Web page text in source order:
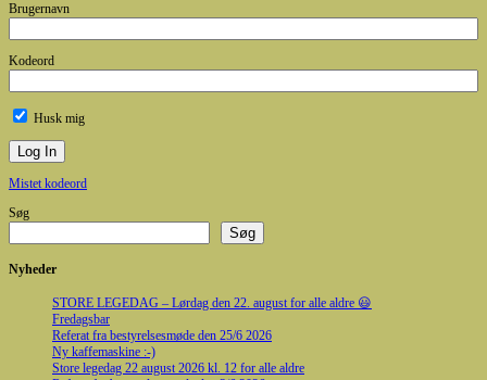
Brugernavn
Kodeord
Husk mig
Mistet kodeord
Søg
Søg
Nyheder
STORE LEGEDAG – Lørdag den 22. august for alle aldre 😃
Fredagsbar
Referat fra bestyrelsesmøde den 25/6 2026
Ny kaffemaskine :-)
Store legedag 22 august 2026 kl. 12 for alle aldre